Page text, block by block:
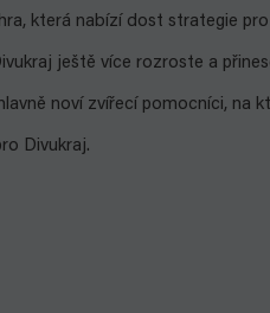
která nabízí dost strategie
ještě více rozroste a
noví zvířecí pomocníci, na
Divukraj.